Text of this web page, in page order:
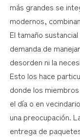
más grandes se
modernos,
El tamaño
demanda de
desorden ni la
Esto los hace
donde los
el día o en
una preocupación.
entrega de